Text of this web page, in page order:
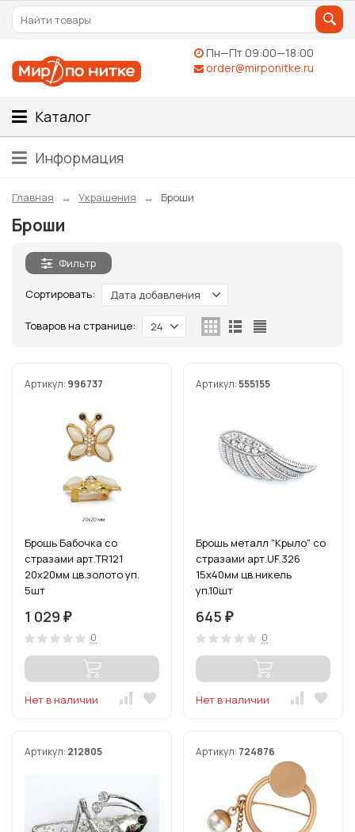
Пн—Пт 09:00—18:00
order@mirponitke.ru
Каталог
Информация
Главная Украшения Броши
Броши
Фильтр
Сортировать: Дата добавления
Товаров на странице: 24
Артикул: 996737
Брошь Бабочка со
стразами арт.TR121
20х20мм цв.золото уп.
5шт
1 029 ₽
0
Нет в наличии
Артикул: 555155
Брошь металл "Крыло" со
стразами арт.UF.326
15х40мм цв.никель
уп.10шт
645 ₽
0
Нет в наличии
Артикул: 212805 Артикул: 724876